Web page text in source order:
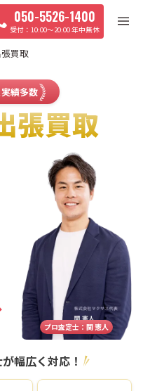
050-5526-1400
10:00〜20:00 年中無休
買取
績多数
張買取
プロ査定士：関 憲人
幅広く対応！